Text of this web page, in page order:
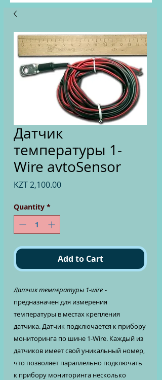
Датчик
температуры 1-
Wire avtoSensor
KZT 2,100.00Price
Quantity *
Add to Cart
Датчик температуры 1-wire -
предназначен для измерения
температуры в местах крепления
датчика. Датчик подключается к прибору
мониторинга по шине 1-Wire. Каждый из
датчиков имеет свой уникальный номер,
что позволяет параллельно подключать
к прибору мониторинга несколько